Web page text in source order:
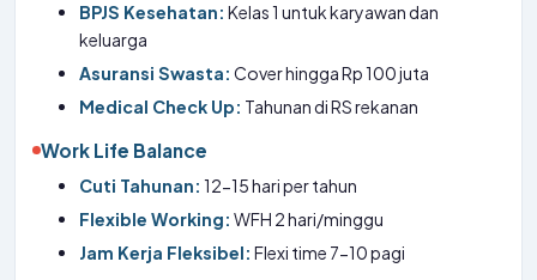
BPJS Kesehatan: Kelas 1 untuk karyawan dan
keluarga
Asuransi Swasta: Cover hingga Rp 100 juta
Medical Check Up: Tahunan di RS rekanan
Work Life Balance
Cuti Tahunan: 12-15 hari per tahun
Flexible Working: WFH 2 hari/minggu
Jam Kerja Fleksibel: Flexi time 7-10 pagi